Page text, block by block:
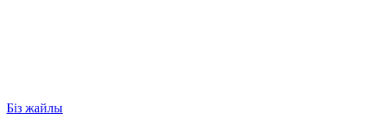
Біз жайлы